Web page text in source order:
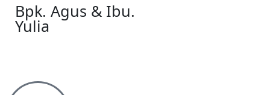
Bpk. Agus & Ibu.
Yulia